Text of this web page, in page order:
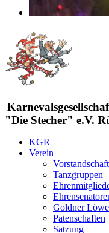
"Die Stecher" e.V.
KGR
Verein
Vorstandschaft
Tanzgruppen
Goldner Löwe
Patenschaften
Satzung